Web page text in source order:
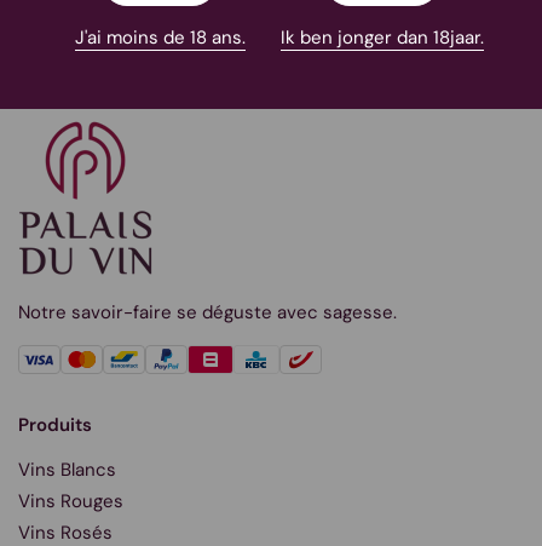
J'ai moins de 18 ans. Ik ben jonger dan 18jaar.
Notre savoir-faire se déguste avec sagesse.
Produits
Vins Blancs
Vins Rouges
Vins Rosés